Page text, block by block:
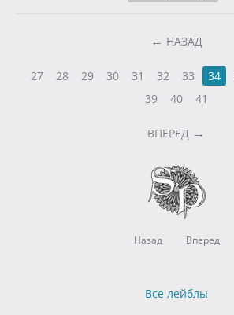
НАЗАД
27 28 29 30 31 32 33 34
39
40 41
ВПЕРЕД
Назад Вперед
Все лейблы